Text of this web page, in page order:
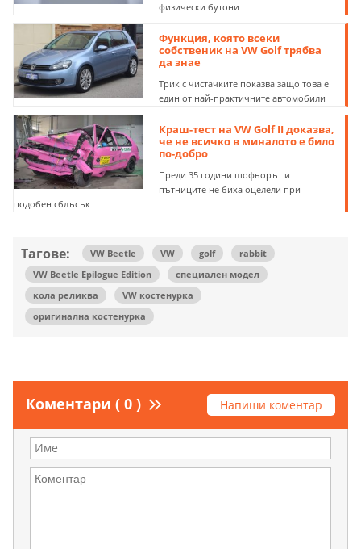
физически бутони
Функция, която всеки
собственик на VW Golf трябва
да знае
Трик с чистачките показва защо това е
един от най-практичните автомобили
Краш-тест на VW Golf II доказва,
че не всичко в миналото е било
по-добро
Преди 35 години шофьорът и
пътниците не биха оцелели при
подобен сблъсък
Тагове: VW Beetle VW golf
rabbit
VW Beetle Epilogue Edition
специален модел
кола реликва
VW костенурка
оригинална костенурка
Коментари ( 0 ) Напиши коментар